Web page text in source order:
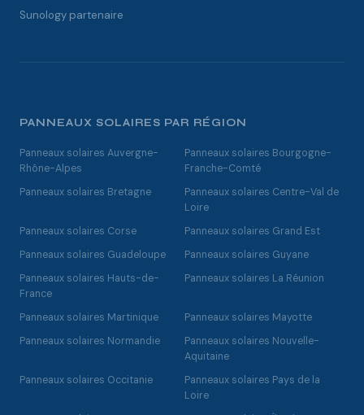
Sunology partenaire
PANNEAUX SOLAIRES PAR RÉGION
Panneaux solaires Auvergne-
Rhône-Alpes
Panneaux solaires Bourgogne-
Franche-Comté
Panneaux solaires Bretagne
Panneaux solaires Centre-Val de
Loire
Panneaux solaires Corse
Panneaux solaires Grand Est
Panneaux solaires Guadeloupe
Panneaux solaires Guyane
Panneaux solaires Hauts-de-
France
Panneaux solaires La Réunion
Panneaux solaires Martinique
Panneaux solaires Mayotte
Panneaux solaires Normandie
Panneaux solaires Nouvelle-
Aquitaine
Panneaux solaires Occitanie
Panneaux solaires Pays de la
Loire